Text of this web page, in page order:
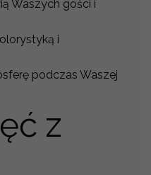
Waszych gości i
i
podczas Waszej
z